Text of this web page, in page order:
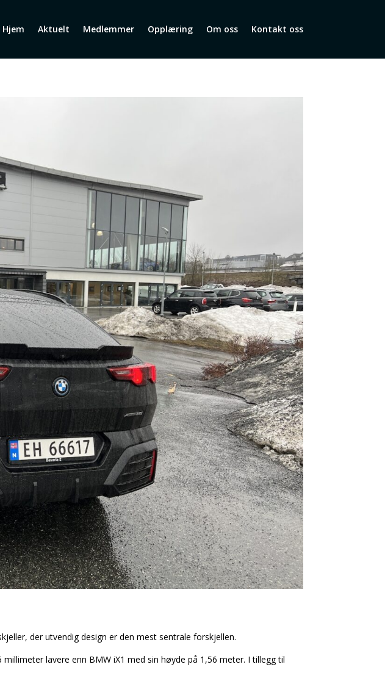
Hjem Aktuelt Medlemmer Opplæring Om oss Kontakt oss
der utvendig design er den mest sentrale forskjellen.
lavere enn BMW iX1 med sin høyde på 1,56 meter. I tillegg til